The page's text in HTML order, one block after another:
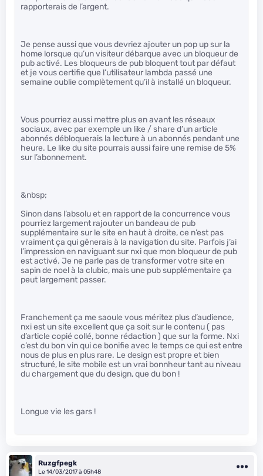
rapporterais de l’argent.
Je pense aussi que vous devriez ajouter un pop up sur la
home lorsque qu’un visiteur débarque avec un bloqueur de
pub activé. Les bloqueurs de pub bloquent tout par défaut
et je vous certifie que l’utilisateur lambda passé une
semaine oublie complètement qu’il à installé un bloqueur.
Vous pourriez aussi mettre plus en avant les réseaux
sociaux, avec par exemple un like / share d’un article
abonnés débloquerais la lecture à un abonnés pendant une
heure. Le like du site pourrais aussi faire une remise de 5%
sur l’abonnement.
&nbsp;
Sinon dans l’absolu et en rapport de la concurrence vous
pourriez largement rajouter un bandeau de pub
supplémentaire sur le site en haut à droite, ce n’est pas
vraiment ça qui gênerais à la navigation du site. Parfois j’ai
l’impression en naviguant sur nxi que mon bloqueur de pub
est activé. Je ne parle pas de transformer votre site en
sapin de noel à la clubic, mais une pub supplémentaire ça
peut largement passer.
Franchement ça me saoule vous méritez plus d’audience,
nxi est un site excellent que ça soit sur le contenu ( pas
d’article copié collé, bonne rédaction ) que sur la forme. Nxi
c’est du bon vin qui ce bonifie avec le temps ce qui est entre
nous de plus en plus rare. Le design est propre et bien
structuré, le site mobile est un vrai bonnheur tant au niveau
du chargement que du design, que du bon !
Longue vie les gars !
Ruzgfpegk
Le 14/03/2017 à 05h48